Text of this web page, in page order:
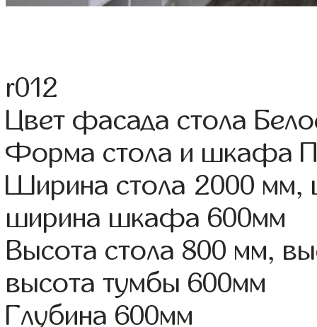
r012
Цвет фасада стола
Форма стола и шкафа
Ширина стола 2000 мм,
ширина шкафа 600мм
Высота стола 800 мм,
высота тумбы 600мм
Глубина 600мм